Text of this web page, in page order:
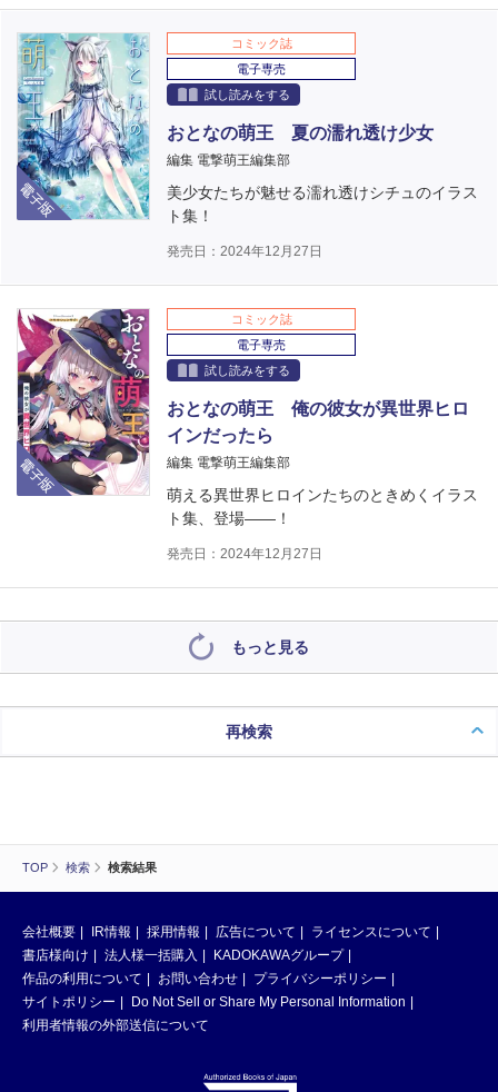
TOP 検索 検索結果
電子版
コミック誌
電子専売
試し読みをする
おとなの萌王 夏の濡れ透け少女
編集 電撃萌王編集部
美少女たちが魅せる濡れ透けシチュのイラス
ト集！
発売日：2024年12月27日
電子版
コミック誌
電子専売
試し読みをする
おとなの萌王 俺の彼女が異世界ヒロ
インだったら
編集 電撃萌王編集部
萌える異世界ヒロインたちのときめくイラス
ト集、登場――！
発売日：2024年12月27日
もっと見る
再検索
会社概要 IR情報 採用情報 広告について
ライセンスについて
書店様向け
法人様一括購入
KADOKAWAグループ
作品の利用について
お問い合わせ
プライバシーポリシー
サイトポリシー
Do Not Sell or Share My Personal Information
利用者情報の外部送信について